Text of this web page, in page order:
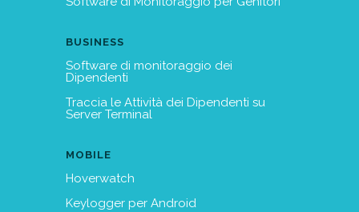
BUSINESS
Software di monitoraggio dei
Dipendenti
Traccia le Attività dei Dipendenti su
Server Terminal
MOBILE
Hoverwatch
Keylogger per Android